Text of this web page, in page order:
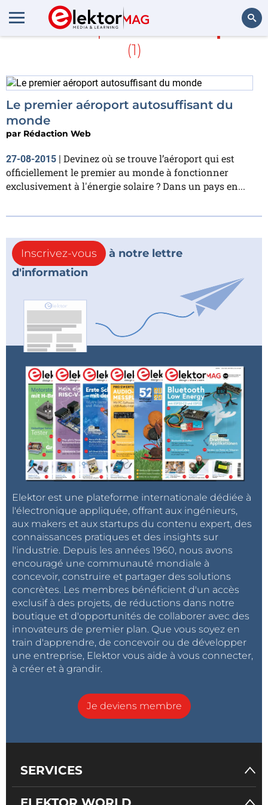
En savoir plus sur Aéroport
(1)
Le premier aéroport autosuffisant du
monde
par Rédaction Web
27-08-2015 | Devinez où se trouve l’aéroport qui est
officiellement le premier au monde à fonctionner
exclusivement à l'énergie solaire ? Dans un pays en...
Inscrivez-vous
à notre lettre
d'information
Elektor est une plateforme internationale dédiée à
l'électronique appliquée, offrant aux ingénieurs,
aux makers et aux startups du contenu expert, des
connaissances pratiques et des insights sur
l'industrie. Depuis les années 1960, nous avons
encouragé une communauté mondiale à
concevoir, construire et partager des solutions
concrètes. Les membres bénéficient d'un accès
exclusif à des projets, de réductions dans notre
boutique et d'opportunités de collaborer avec des
innovateurs de premier plan. Que vous soyez en
train d'apprendre, de concevoir ou de développer
une entreprise, Elektor vous aide à vous connecter,
à créer et à grandir.
Je deviens membre
SERVICES